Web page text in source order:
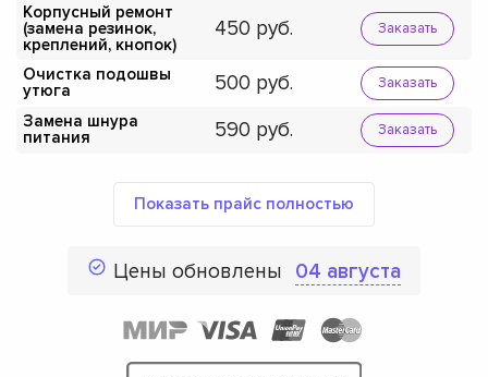
Корпусный ремонт
(замена резинок,
креплений, кнопок)
450 Заказать
Очистка подошвы
утюга
500 Заказать
Замена шнура
питания
590 Заказать
Показать прайс полностью
Цены обновлены 04 августа